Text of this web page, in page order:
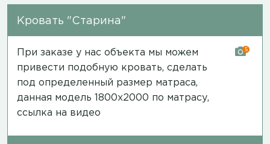
Кровать "Старина"
При заказе у нас объекта мы можем
привести подобную кровать, сделать
под определенный размер матраса,
данная модель 1800х2000 по матрасу,
ссылка на видео
5